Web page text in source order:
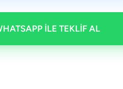
İLE TEKLİF AL